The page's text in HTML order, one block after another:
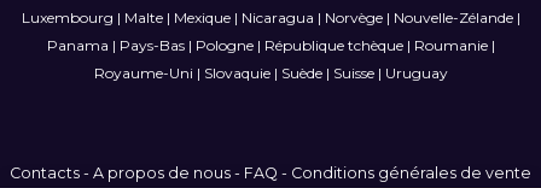
Luxembourg | Malte| Mexique| Nicaragua | Norvège| Nouvelle-Zélande|
Panama | Pays-Bas| Pologne| République tchèque| Roumanie|
Royaume-Uni | Slovaquie| Suède| Suisse| Uruguay
Contacts - A propos de nous - FAQ - Conditions générales de vente